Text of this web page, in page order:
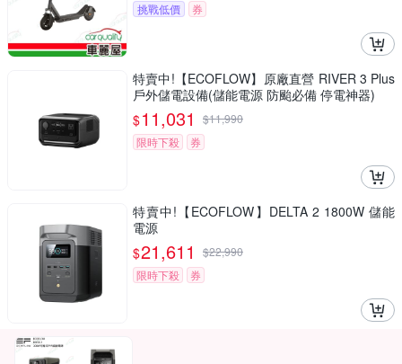
挑戰低價
券
特賣中!【ECOFLOW】原廠直營 RIVER 3 Plus
戶外儲電設備(儲能電源 防颱必備 停電神器)
$11,031 $11,990
限時下殺
券
特賣中!【ECOFLOW】DELTA 2 1800W 儲能
電源
$21,611 $22,990
限時下殺
券